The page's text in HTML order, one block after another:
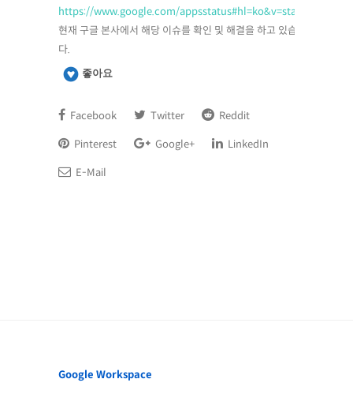
https://www.google.com/appsstatus#hl=ko&v=status
현재 구글 본사에서 해당 이슈를 확인 및 해결을 하고 있습니
다.
좋아요
Facebook Twitter Reddit
Pinterest Google+ LinkedIn
E-Mail
Google Workspace